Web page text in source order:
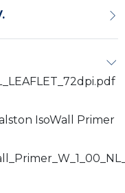
IsoWall Primer